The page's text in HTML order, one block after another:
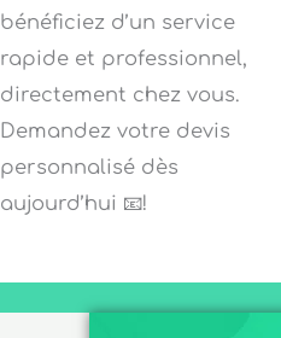
bénéficiez d’un service
rapide et professionnel,
directement chez vous.
Demandez votre devis
personnalisé dès
aujourd’hui 📧!